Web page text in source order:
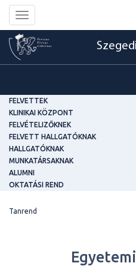
Toggle
navigation
FELVETTEK
KLINIKAI KÖZPONT
FELVÉTELIZŐKNEK
FELVETT HALLGATÓKNAK
HALLGATÓKNAK
MUNKATÁRSAKNAK
ALUMNI
OKTATÁSI REND
Tanrend